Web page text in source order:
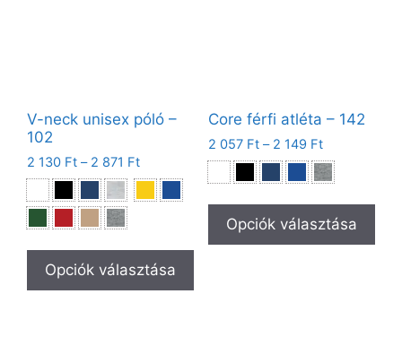
V-neck unisex póló –
102
2 130 Ft – 2 871 Ft
Opciók választása
Core férfi atléta – 142
2 057 Ft– 2 149 Ft
Opciók választása